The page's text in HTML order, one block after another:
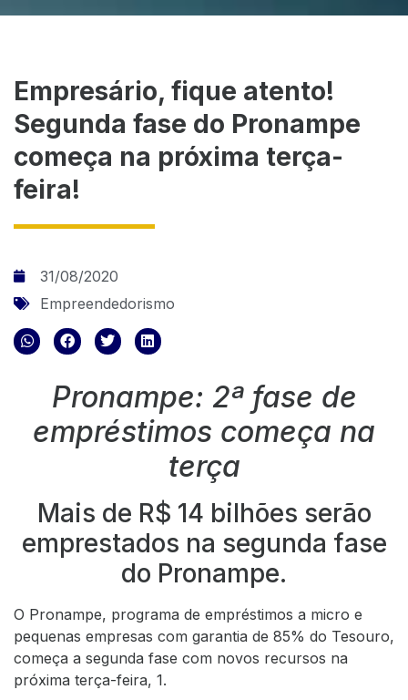
Empresário, fique atento!
Segunda fase do Pronampe
começa na próxima terça-
feira!
31/08/2020
Empreendedorismo
Pronampe: 2ª fase de
empréstimos começa na
terça
Mais de R$ 14 bilhões serão
emprestados na segunda fase
do Pronampe.
O Pronampe, programa de empréstimos a micro e
pequenas empresas com garantia de 85% do Tesouro,
começa a segunda fase com novos recursos na
próxima terça-feira, 1.